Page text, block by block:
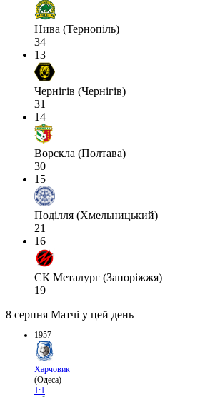
Нива (Тернопіль)
34
13
Чернігів (Чернігів)
31
14
Ворскла (Полтава)
30
15
Поділля (Хмельницький)
21
16
СК Металург (Запоріжжя)
19
8 серпня Матчі у цей день
1957
Харчовик
(Одеса)
1:1